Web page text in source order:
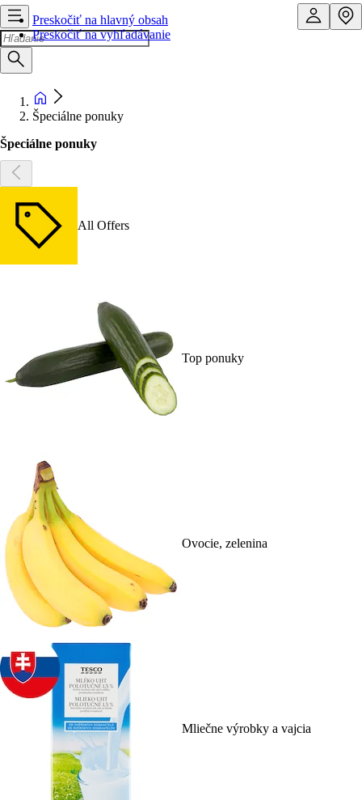
Preskočiť na hlavný obsah
Preskočiť na vyhľadávanie
Špeciálne ponuky
Špeciálne ponuky
All Offers
Top ponuky
Ovocie, zelenina
Mliečne výrobky a vajcia